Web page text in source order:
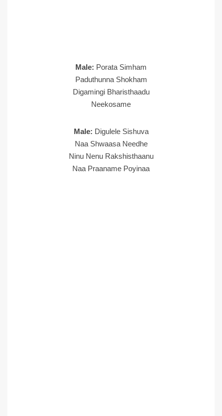
Male: Porata Simham
Paduthunna Shokham
Digamingi Bharisthaadu
Neekosame
Male: Digulele Sishuva
Naa Shwaasa Needhe
Ninu Nenu Rakshisthaanu
Naa Praaname Poyinaa